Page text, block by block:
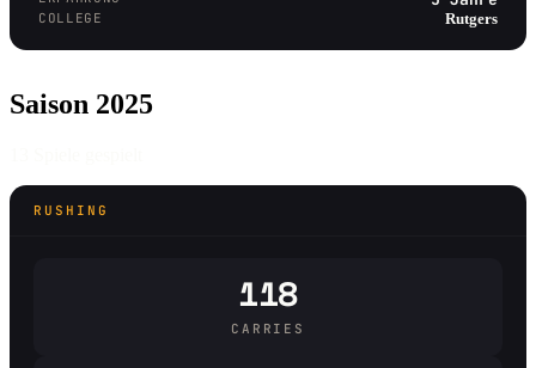
COLLEGE Rutgers
Saison 2025
RUSHING
118
CARRIES